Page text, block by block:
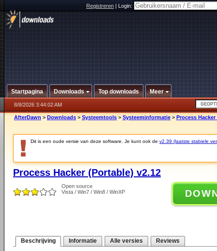
Registreren|Login:
Startpagina Downloads Top downloads Meer
8/8/2026 3:44:02 AM
AfterDawn > Downloads > Systeemtools > Systeeminformatie > Process
Dit is een oude versie van deze software. Je kunt ook de v2.39 (laatste stabiele
Process Hacker (Portable) v2.12
Open source
Vista / Win7 / Win8 / WinXP
Beschrijving Informatie Alle versies Reviews